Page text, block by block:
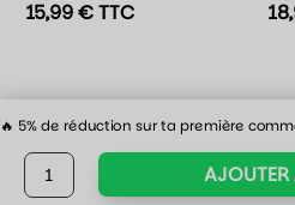
15,99€TTC
🔥 5% de réduction sur ta première
quantité
de
AJOUTER